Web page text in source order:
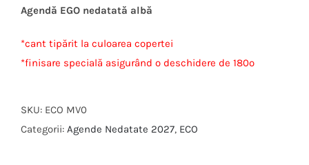
Agendă EGO nedatată albă
*cant tipărit la culoarea copertei
*finisare specială asigurând o deschidere de 180º
SKU: ECO MV0
Categorii: Agende Nedatate 2027, ECO